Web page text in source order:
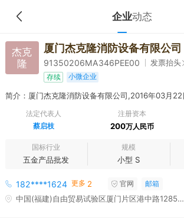
企业动态
杰克
隆
厦门杰克隆消防设备有限公司
91350206MA346PEE00 发票抬头
存续 小微企业
法定代表人
蔡启枝
注册资本
200万人民币
国标行业
五金产品批发
规模
小型 S
182****1624 更多 2 官网 邮箱
中国(福建)自由贸易试验区厦门片区港中路1285-118号之三